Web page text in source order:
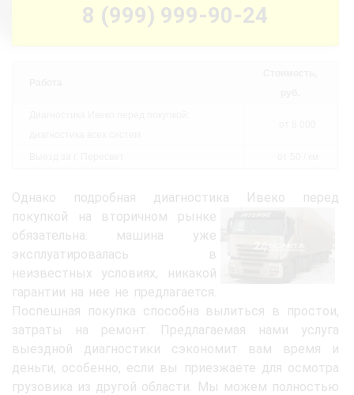
8 (999) 999-90-24
Однако подробная диагностика Ивеко перед
покупкой на вторичном рынке
обязательна: машина уже
эксплуатировалась в
неизвестных условиях, никакой
гарантии на нее не предлагается.
Поспешная покупка способна вылиться в простои,
затраты на ремонт. Предлагаемая нами услуга
выездной диагностики сэкономит вам время и
деньги, особенно, если вы приезжаете для осмотра
грузовика из другой области. Мы можем полностью